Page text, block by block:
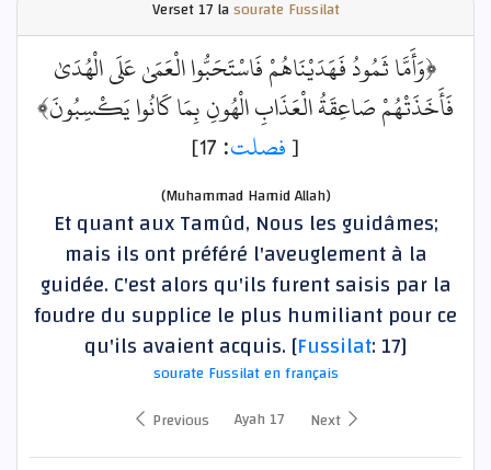
Verset17 lasourate Fussilat
﴿وَأَمَّا ثَمُودُ فَهَدَيْنَاهُمْ فَاسْتَحَبُّوا الْعَمَىٰ عَلَى الْهُدَىٰ
فَأَخَذَتْهُمْ صَاعِقَةُ الْعَذَابِ الْهُونِ بِمَا كَانُوا يَكْسِبُونَ﴾
[فصلت: 17]
(Muhammad Hamid Allah)
Et quant aux Tamûd, Nous les guidâmes;
mais ils ont préféré l'aveuglement à la
guidée. C'est alors qu'ils furent saisis par la
foudre du supplice le plus humiliant pour ce
qu'ils avaient acquis. [Fussilat: 17]
sourate Fussilat en français
Previous
Ayah 17 Next